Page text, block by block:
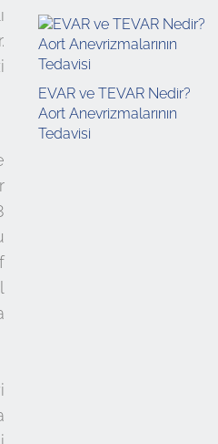
EVAR ve TEVAR Nedir?
Aort Anevrizmalarının
Tedavisi